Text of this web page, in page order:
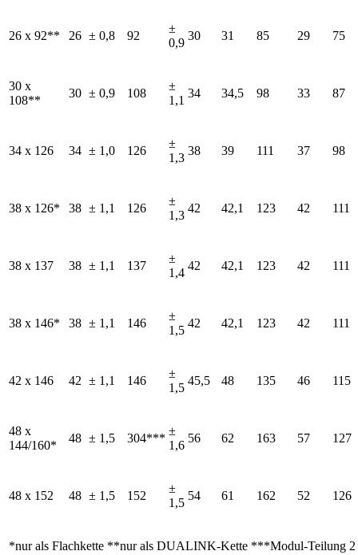
26 x 92** 26 ± 0,8 92
±
0,9
30 31 85 29 75
30 x
108**
30 ± 0,9 108
±
1,1
34 34,5 98 33 87
34 x 126 34 ± 1,0 126
±
1,3
38 39 111 37 98
38 x 126* 38 ± 1,1 126
±
1,3
42 42,1 123 42 111
38 x 137 38 ± 1,1 137
±
1,4
42 42,1 123 42 111
38 x 146* 38 ± 1,1 146
±
1,5
42 42,1 123 42 111
42 x 146 42 ± 1,1 146
±
1,5
45,5 48 135 46 115
48 x
144/160*
48 ± 1,5 304***
±
1,6
56 62 163 57 127
48 x 152 48 ± 1,5 152
±
1,5
54 61 162 52 126
*nur als Flachkette **nur als DUALINK-Kette ***Modul-Teilung 2